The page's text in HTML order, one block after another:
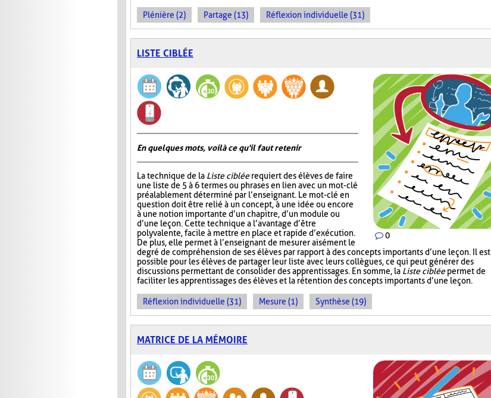
Plénière (2) Partage (13) Réflexion individuelle (31)
LISTE CIBLÉE
0
En quelques mots, voilà ce qu'il faut retenir
La technique de la Liste cibléerequiert des élèves de faire
une liste de 5 à 6 termes ou phrases en lien avec un mot-clé
préalablement déterminé par l’enseignant. Le mot-clé en
question doit être relié à un concept, à une idée ou encore
à une notion importante d’un chapitre, d’un module ou
d’une leçon. Cette technique a l’avantage d’être
polyvalente, facile à mettre en place et rapide d’exécution.
De plus, elle permet à l’enseignant de mesurer aisément le
degré de compréhension de ses élèves par rapport à des concepts importants d’une leçon. Il est
possible pour les élèves de partager leur liste avec leurs collègues, ce qui peut générer des
discussions permettant de consolider des apprentissages. En somme, la Liste cibléepermet de
faciliter les apprentissages des élèves et la rétention des concepts importants d’une leçon.
Réflexion individuelle (31) Mesure (1) Synthèse (19)
MATRICE DE LA MÉMOIRE